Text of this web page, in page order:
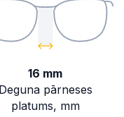
16 mm
Deguna pārneses
platums, mm